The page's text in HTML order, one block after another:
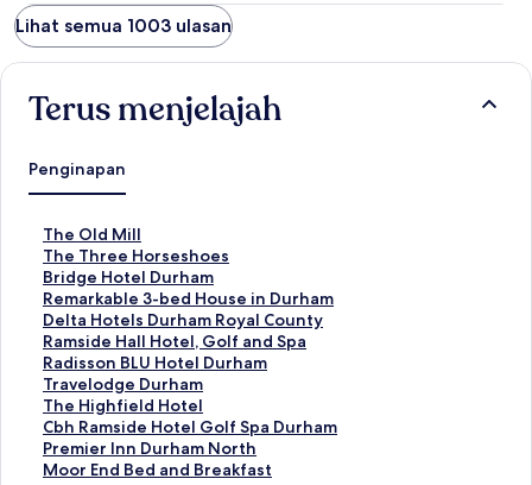
Lihat semua 1003 ulasan
Terus menjelajah
Penginapan
The Old Mill
T
a
u
t
a
n
S
t
a
n
d
a
The Three Horseshoes
T
a
u
t
a
n
S
t
a
n
d
Bridge Hotel Durham
T
a
u
t
a
n
S
t
a
n
Remarkable 3-bed House in Durham
T
a
u
t
a
n
S
t
a
Delta Hotels Durham Royal County
T
a
u
t
a
n
S
t
Ramside Hall Hotel, Golf and Spa
T
a
u
t
a
n
S
Radisson BLU Hotel Durham
T
a
u
t
a
n
Travelodge Durham
T
a
u
t
a
The Highfield Hotel
T
a
u
t
Cbh Ramside Hotel Golf Spa Durham
T
a
u
Premier Inn Durham North
T
a
Moor End Bed and Breakfast
T